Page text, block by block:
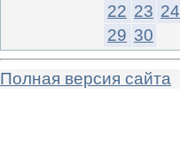
22 23 24
29 30
Полная версия сайта